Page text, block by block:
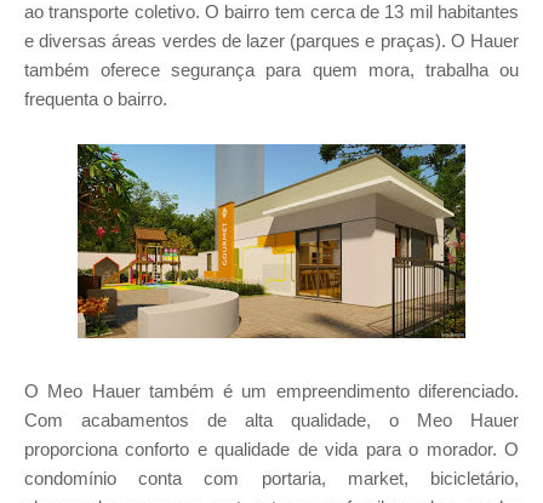
ao transporte coletivo. O bairro tem cerca de 13 mil habitantes
e diversas áreas verdes de lazer (parques e praças). O Hauer
também oferece segurança para quem mora, trabalha ou
frequenta o bairro.
O Meo Hauer também é um empreendimento diferenciado.
Com acabamentos de alta qualidade, o Meo Hauer
proporciona conforto e qualidade de vida para o morador. O
condomínio conta com portaria, market, bicicletário,